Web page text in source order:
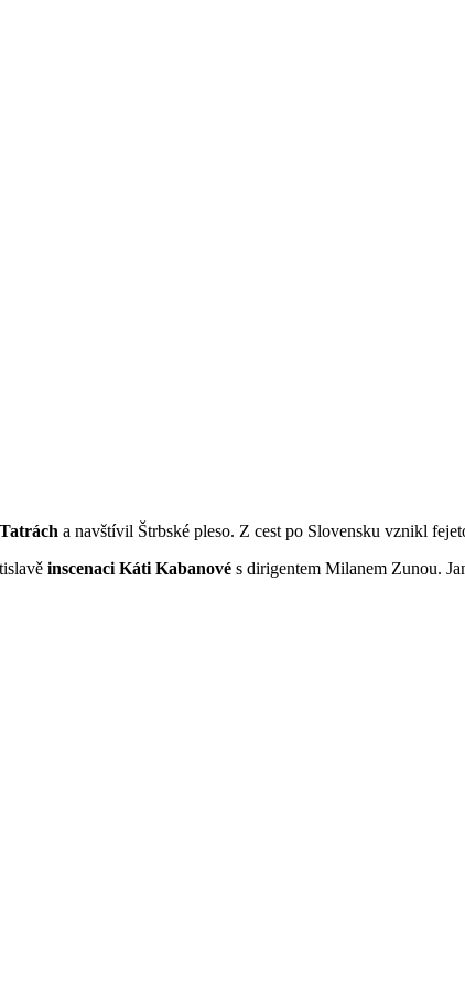
a navštívil Štrbské pleso. Z cest po Slovensku vznikl
inscenaci Káti Kabanové s dirigentem Milanem Zunou.